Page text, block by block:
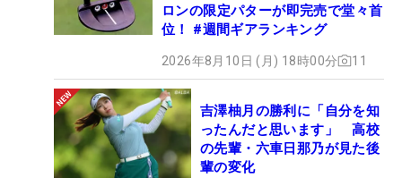
ロンの限定パターが即完売で堂々首
位！ #週間ギアランキング
2026年8月10日 (月) 18時00分 11
吉澤柚月の勝利に「自分を知
ったんだと思います」 高校
の先輩・六車日那乃が見た後
輩の変化